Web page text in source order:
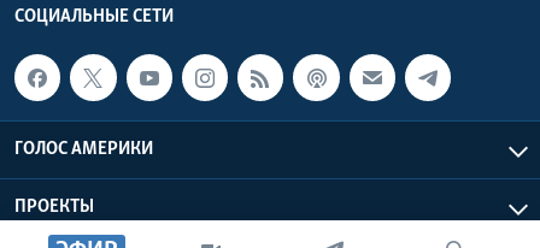
СОЦИАЛЬНЫЕ СЕТИ
ГОЛОС АМЕРИКИ
ПРОЕКТЫ